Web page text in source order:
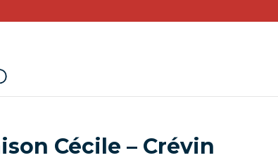
Cécile – Crévin